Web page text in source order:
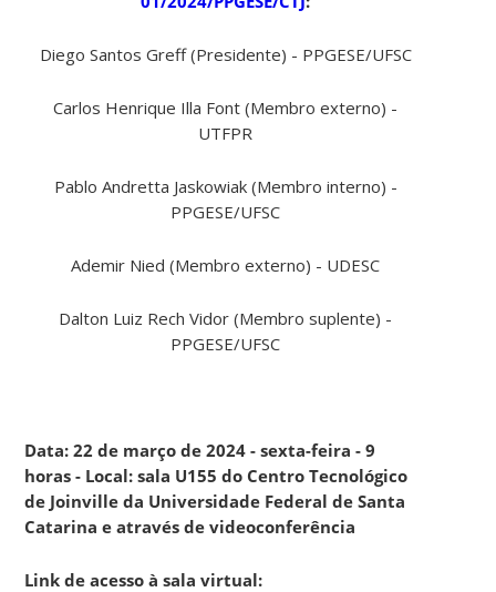
Diego Santos Greff (Presidente) - PPGESE/UFSC
Carlos Henrique Illa Font (Membro externo) -
UTFPR
Pablo Andretta Jaskowiak (Membro interno) -
PPGESE/UFSC
Ademir Nied (Membro externo) - UDESC
Dalton Luiz Rech Vidor (Membro suplente) -
PPGESE/UFSC
Data: 22 de março de 2024 - sexta-feira - 9
horas - Local: sala U155 do Centro Tecnológico
de Joinville da Universidade Federal de Santa
Catarina e através de videoconferência
Link de acesso à sala virtual: